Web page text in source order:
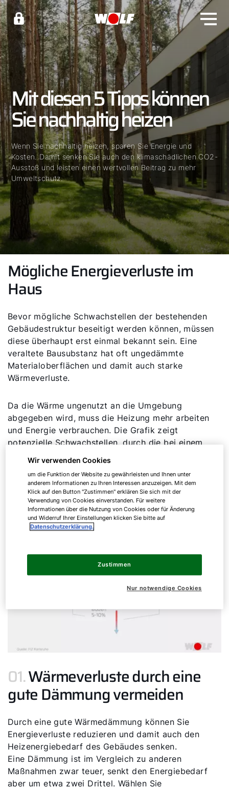
Mit diesen 5 Tipps können
Sie nachhaltig heizen
Wenn Sie nachhaltig heizen, sparen Sie Energie und
Kosten. Damit senken Sie auch den klimaschädlichen CO2-
Ausstoß und leisten einen wertvollen Beitrag zu mehr
Umweltschutz.
Mögliche Energieverluste im
Haus
Bevor mögliche Schwachstellen der bestehenden
Gebäudestruktur beseitigt werden können, müssen
diese überhaupt erst einmal bekannt sein. Eine
veraltete Bausubstanz hat oft ungedämmte
Materialoberflächen und damit auch starke
Wärmeverluste.
Da die Wärme ungenutzt an die Umgebung
abgegeben wird, muss die Heizung mehr arbeiten
und Energie verbrauchen. Die Grafik zeigt
potenzielle Schwachstellen, durch die bei einem
Gebäude Energie verloren gehen kann.
01.Wärmeverluste durch eine
gute Dämmung vermeiden
Durch eine gute Wärmedämmung können Sie
Energieverluste reduzieren und damit auch den
Heizenergiebedarf des Gebäudes senken.
Eine Dämmung ist im Vergleich zu anderen
Maßnahmen zwar teuer, senkt den Energiebedarf
aber um etwa zwei Drittel. Wählen Sie
Wir verwenden Cookies
um die Funktion der Website zu gewährleisten und Ihnen unter
anderem Informationen zu Ihren Interessen anzuzeigen. Mit dem
Klick auf den Button "Zustimmen" erklären Sie sich mit der
Verwendung von Cookies einverstanden. Für weitere
Informationen über die Nutzung von Cookies oder für Änderung
und Widerruf Ihrer Einstellungen klicken Sie bitte auf
Datenschutzerklärung.
Nur notwendige Cookies
Zustimmen